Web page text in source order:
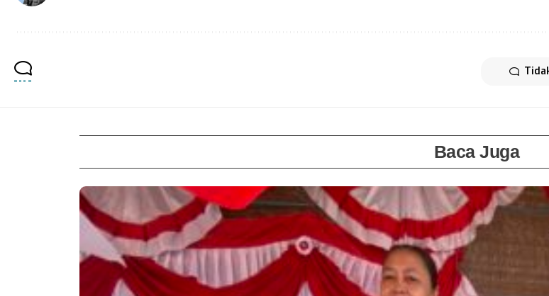
Baca Juga